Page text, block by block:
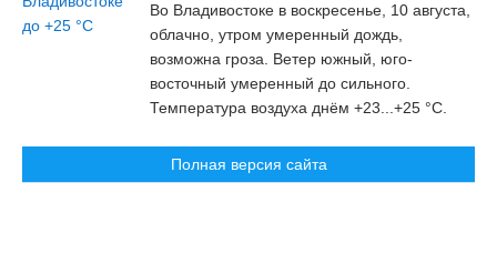
Во Владивостоке в воскресенье, 10 августа,
облачно, утром умеренный дождь,
возможна гроза. Ветер южный, юго-
восточный умеренный до сильного.
Температура воздуха днём +23...+25 °C.
Полная версия сайта